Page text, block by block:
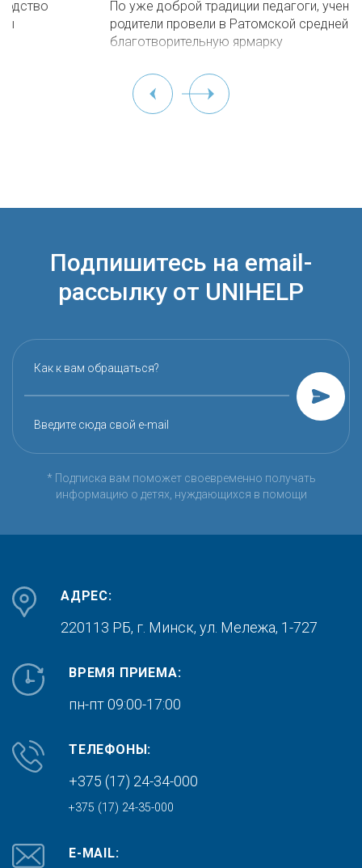
По уже доброй традиции педагоги, ученики и их
родители провели в Ратомской средней школе
благотворительную ярмарку
Подпишитесь на email-
рассылку от UNIHELP
Как к вам обращаться?
Введите сюда свой e-mail
* Подписка вам поможет своевременно получать
информацию о детях, нуждающихся в помощи
АДРЕС:
220113 РБ, г. Минск, ул. Мележа, 1-727
ВРЕМЯ ПРИЕМА:
пн-пт 09:00-17:00
ТЕЛЕФОНЫ:
+375 (17) 24-34-000
+375 (17) 24-35-000
E-MAIL: